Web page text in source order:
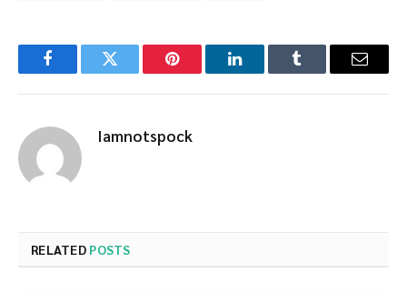
FacebookTwitter Pinterest LinkedInTumblr Email
Iamnotspock
RELATED POSTS